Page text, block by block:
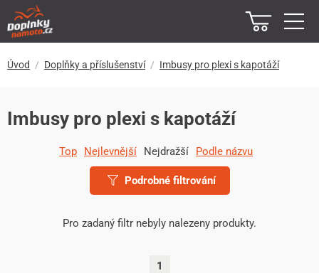
Úvod Doplňky a příslušenství Imbusy pro plexi s kapotáží
Imbusy pro plexi s kapotáží
Top Nejlevnější Nejdražší Podle názvu
Podrobné filtrování
Pro zadaný filtr nebyly nalezeny produkty.
1